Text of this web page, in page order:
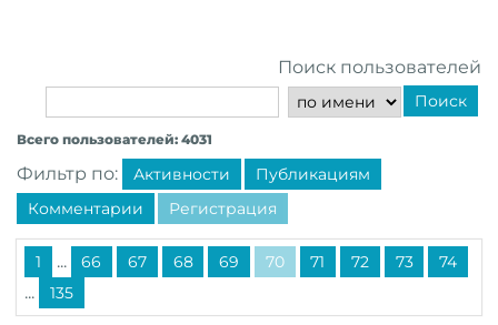
Поиск пользователей
Поиск
Всего пользователей: 4031
Фильтр по: Активности
Публикациям
Комментарии
Регистрация
1 ... 66 67 68 69 70 71 72 73 74
... 135